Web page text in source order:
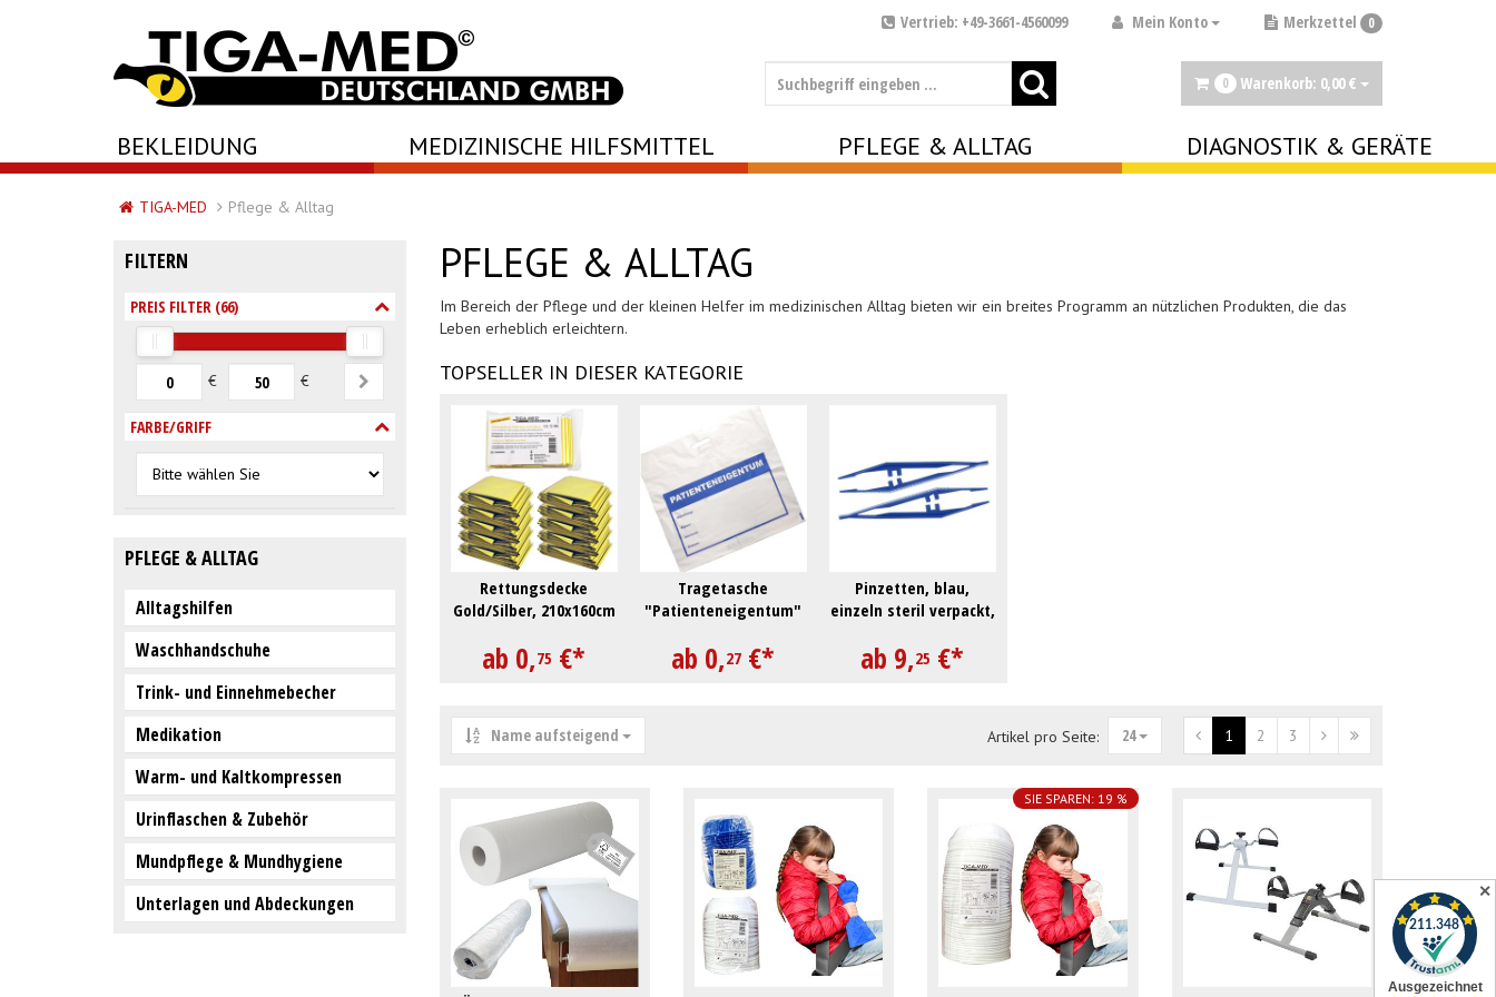
✕
Merkzettel 0
Mein Konto
Vertrieb: +49-3661-4560099
0 Warenkorb: 0,00 €
BEKLEIDUNG MEDIZINISCHE HILFSMITTEL PFLEGE & ALLTAG DIAGNOSTIK & GERÄTE
TIGA-MED Pflege & Alltag
FILTERN
PREIS FILTER (66)
€ €
FARBE/GRIFF
PFLEGE & ALLTAG
Alltagshilfen
Waschhandschuhe
Trink- und Einnehmebecher
Medikation
Warm- und Kaltkompressen
Urinflaschen & Zubehör
Mundpflege & Mundhygiene
Unterlagen und Abdeckungen
PFLEGE & ALLTAG
Im Bereich der Pflege und der kleinen Helfer im medizinischen Alltag bieten wir ein breites Programm an nützlichen Produkten, die das
Leben erheblich erleichtern.
TOPSELLER IN DIESER KATEGORIE
Rettungsdecke
Gold/Silber, 210x160cm
ab 0,75 €*
Tragetasche
"Patienteneigentum"
ab 0,27 €*
Pinzetten, blau,
einzeln steril verpackt,
ab 9,25 €*
Name aufsteigend 1 2 3
Artikel pro Seite: 24
SIE SPAREN: 19 %